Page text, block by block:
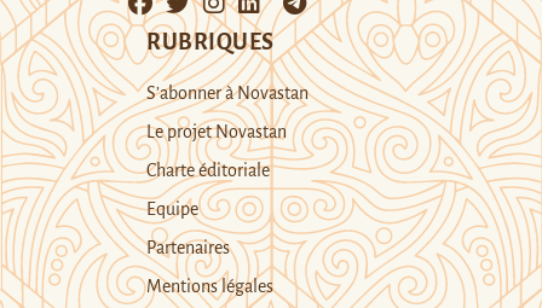
RUBRIQUES
S’abonner à Novastan
Le projet Novastan
Charte éditoriale
Equipe
Partenaires
Mentions légales